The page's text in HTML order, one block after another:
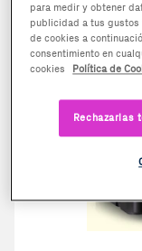
para medir y obtener
publicidad a tus gustos
de cookies a
consentimiento en
cookies
Política de
Rechazarlas